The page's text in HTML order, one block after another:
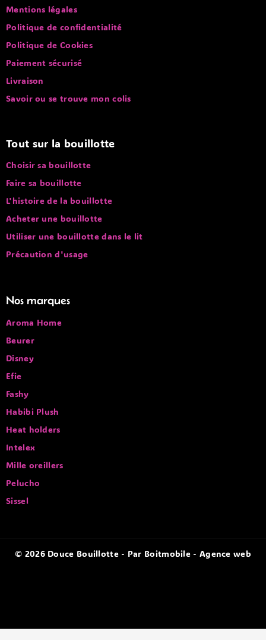
Mentions légales
Politique de confidentialité
Politique de Cookies
Paiement sécurisé
Livraison
Savoir ou se trouve mon colis
Tout sur la bouillotte
Choisir sa bouillotte
Faire sa bouillotte
L'histoire de la bouillotte
Acheter une bouillotte
Utiliser une bouillotte dans le lit
Précaution d'usage
Nos marques
Aroma Home
Beurer
Disney
Efie
Fashy
Habibi Plush
Heat holders
Intelex
Mille oreillers
Pelucho
Sissel
© 2026 Douce Bouillotte - Par Boitmobile - Agence web